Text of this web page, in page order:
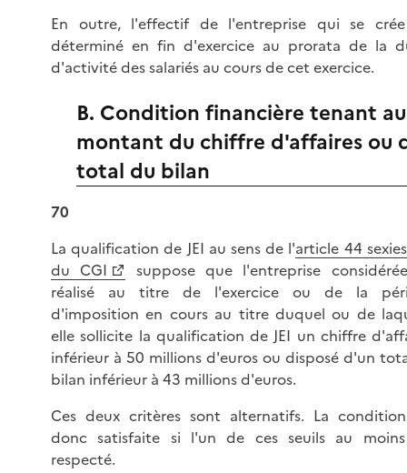
En outre, l'effectif de l'entreprise qui se
déterminé en fin d'exercice au prorata de la
d'activité des salariés au cours de cet exercice.
B. Condition financière tenant au
montant du chiffre d'affaires ou
total du bilan
70
La qualification de JEI au sens de l'article 44
du CGI
suppose que l'entreprise
réalisé au titre de l'exercice ou de la
d'imposition en cours au titre duquel ou de
elle sollicite la qualification de JEI un chiffre
inférieur à 50 millions d'euros ou disposé d'un
bilan inférieur à 43 millions d'euros.
Ces deux critères sont alternatifs. La
donc satisfaite si l'un de ces seuils au
respecté.